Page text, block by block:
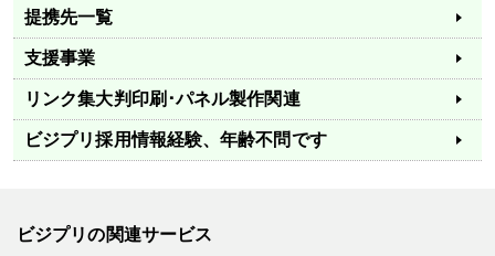
提携先一覧
支援事業
リンク集大判印刷･パネル製作関連
ビジプリ採用情報経験、年齢不問です
ビジプリの関連サービス